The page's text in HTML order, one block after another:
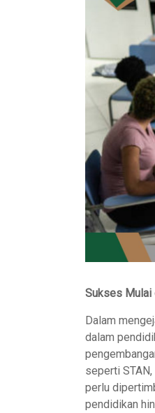
Sukses Mulai
Dalam
dalam
seperti
perlu
pendidikan